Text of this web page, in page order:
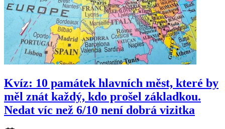
Kvíz: 10 památek hlavních měst, které by
měl znát každý, kdo prošel základkou.
Nedat víc než 6/10 není dobrá vizitka